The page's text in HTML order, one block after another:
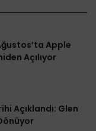
Apple
Açılıyor
Açıklandı: Glen